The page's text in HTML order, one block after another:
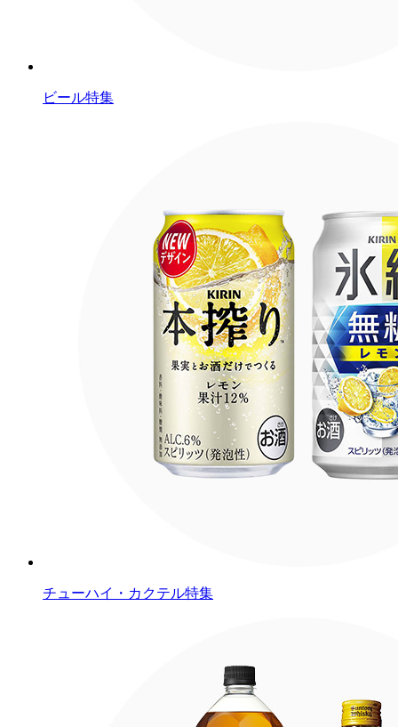
ビール特集
チューハイ・カクテル特集